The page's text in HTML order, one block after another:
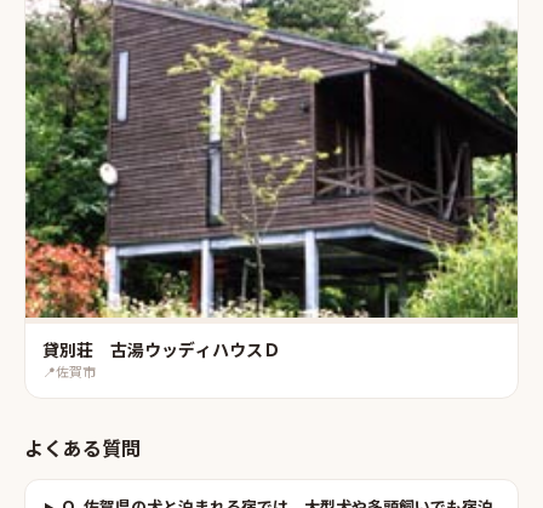
貸別荘 古湯ウッディハウスＤ
📍佐賀市
よくある質問